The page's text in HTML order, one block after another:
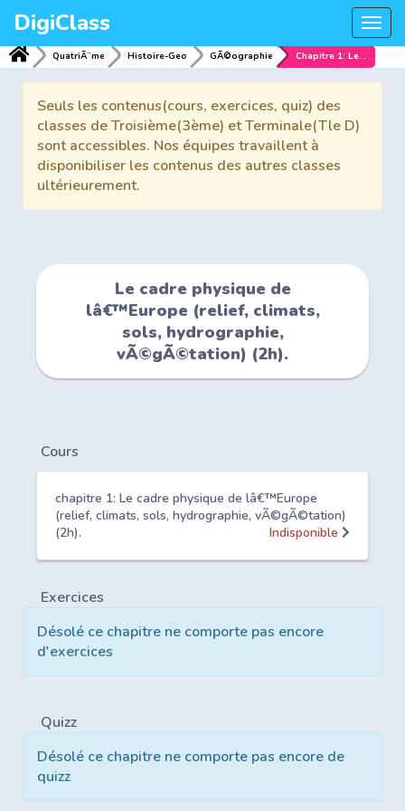
DigiClass
QuatriÃ¨me Histoire-Geo GÃ©ographie Chapitre 1: Le cadre physique de lâ€™Europe (relief, climats, sols, hydrographie, vÃ©gÃ©tation) (2h).
Seuls les contenus(cours, exercices, quiz) des
classes de Troisième(3ème) et Terminale(Tle D)
sont accessibles. Nos équipes travaillent à
disponibiliser les contenus des autres classes
ultérieurement.
Le cadre physique de
lâ€™Europe (relief, climats,
sols, hydrographie,
vÃ©gÃ©tation) (2h).
Cours
chapitre 1: Le cadre physique de lâ€™Europe
(relief, climats, sols, hydrographie, vÃ©gÃ©tation)
(2h).
Indisponible
Exercices
Désolé ce chapitre ne comporte pas encore
d'exercices
Quizz
Désolé ce chapitre ne comporte pas encore de
quizz